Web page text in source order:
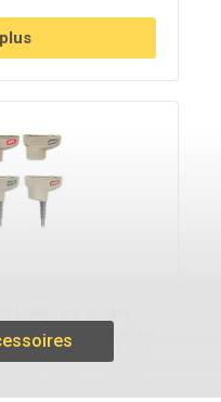
facilement d'une
à une jauge de profil